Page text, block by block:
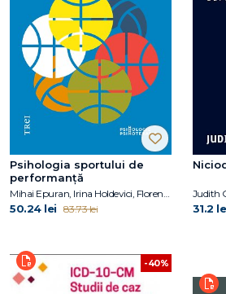
Psihologia sportului de
performanță
50.24 lei 83.73 lei
Judith
31.2
-40%